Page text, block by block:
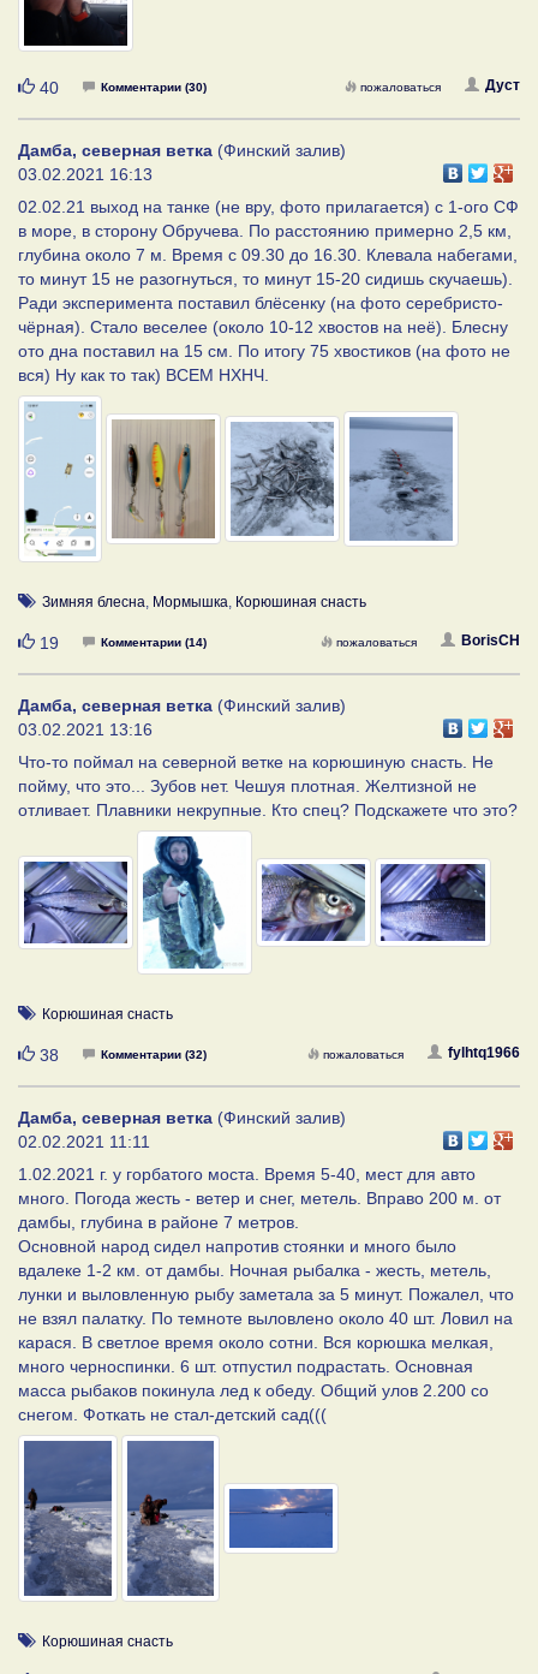
Нравится
40 Комментарии (30) Дуст
пожаловаться
Дамба, северная ветка (Финский залив)
03.02.2021 16:13
02.02.21 выход на танке (не вру, фото прилагается) с 1-ого СФ
в море, в сторону Обручева. По расстоянию примерно 2,5 км,
глубина около 7 м. Время с 09.30 до 16.30. Клевала набегами,
то минут 15 не разогнуться, то минут 15-20 сидишь скучаешь).
Ради эксперимента поставил блёсенку (на фото серебристо-
чёрная). Стало веселее (около 10-12 хвостов на неё). Блесну
ото дна поставил на 15 см. По итогу 75 хвостиков (на фото не
вся) Ну как то так) ВСЕМ НХНЧ.
Зимняя блесна, Мормышка, Корюшиная снасть
Нравится
19 Комментарии (14) BorisCH
пожаловаться
Дамба, северная ветка (Финский залив)
03.02.2021 13:16
Что-то поймал на северной ветке на корюшиную снасть. Не
пойму, что это... Зубов нет. Чешуя плотная. Желтизной не
отливает. Плавники некрупные. Кто спец? Подскажете что это?
Корюшиная снасть
Нравится
38 Комментарии (32) fylhtq1966
пожаловаться
Дамба, северная ветка (Финский залив)
02.02.2021 11:11
1.02.2021 г. у горбатого моста. Время 5-40, мест для авто
много. Погода жесть - ветер и снег, метель. Вправо 200 м. от
дамбы, глубина в районе 7 метров.
Основной народ сидел напротив стоянки и много было
вдалеке 1-2 км. от дамбы. Ночная рыбалка - жесть, метель,
лунки и выловленную рыбу заметала за 5 минут. Пожалел, что
не взял палатку. По темноте выловлено около 40 шт. Ловил на
карася. В светлое время около сотни. Вся корюшка мелкая,
много черноспинки. 6 шт. отпустил подрастать. Основная
масса рыбаков покинула лед к обеду. Общий улов 2.200 со
снегом. Фоткать не стал-детский сад(((
Корюшиная снасть